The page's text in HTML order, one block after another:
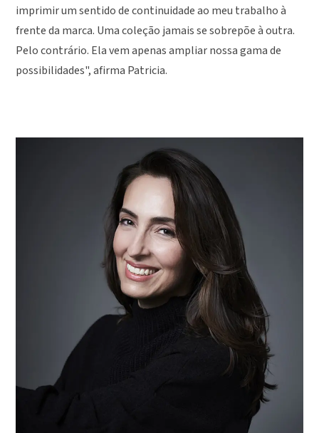
imprimir um sentido de continuidade ao meu trabalho à
frente da marca. Uma coleção jamais se sobrepõe à outra.
Pelo contrário. Ela vem apenas ampliar nossa gama de
possibilidades", afirma Patricia.